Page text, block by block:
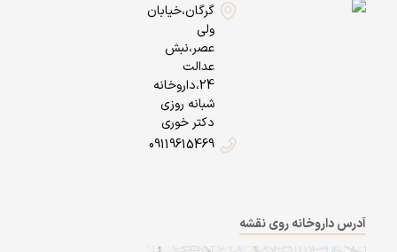
گرگان،خیابان
ولی
عصر،نبش
عدالت
24،داروخانه
شبانه روزی
دکتر خوری
09119615469
آدرس داروخانه روی نقشه